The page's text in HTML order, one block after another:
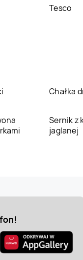
Tesco
Chałka
Sernik z
jaglanej